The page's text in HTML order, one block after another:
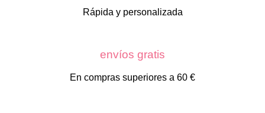
Rápida y personalizada
envíos gratis
En compras superiores a 60 €